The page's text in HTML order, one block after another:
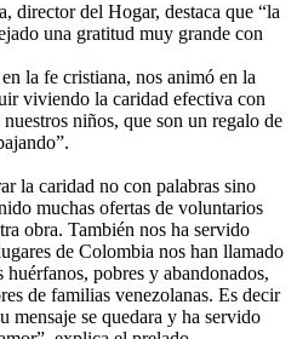
director del Hogar, destaca que “la
una gratitud muy grande con
la fe cristiana, nos animó en la
viviendo la caridad efectiva con
niños, que son un regalo de
la caridad no con palabras sino
muchas ofertas de voluntarios
obra. También nos ha servido
de Colombia nos han llamado
pobres y abandonados,
de familias venezolanas. Es decir
mensaje se quedara y ha servido